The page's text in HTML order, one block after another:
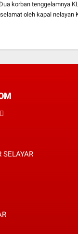
korban tenggelamnya
oleh kapal nelayan
SELAYAR